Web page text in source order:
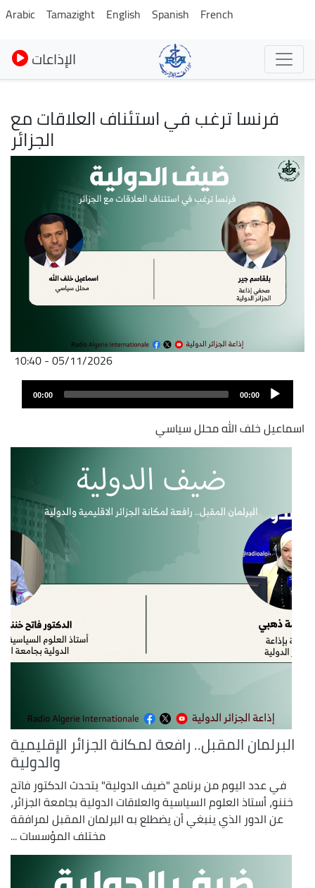
Skip
to
main
content
Arabic Tamazight English Spanish French
الإذاعات
فرنسا ترغب في استئناف العلاقات مع
الجزائر
Image
05/11/2026 - 10:40
Audio
00:00
00:00
اسماعيل خلف الله محلل سياسي
البرلمان المقبل.. رافعة لمكانة الجزائر الإقليمية
والدولية
في عدد اليوم من برنامج "ضيف الدولية" يتحدث الدكتور فاتح
خننو، أستاذ العلوم السياسية والعلاقات الدولية بجامعة الجزائر،
عن الدور الذي ينبغي أن يضطلع به البرلمان المقبل لمرافقة
مختلف المؤسسات ...